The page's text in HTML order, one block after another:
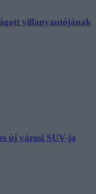
villanyautójának
új városi SUV-ja